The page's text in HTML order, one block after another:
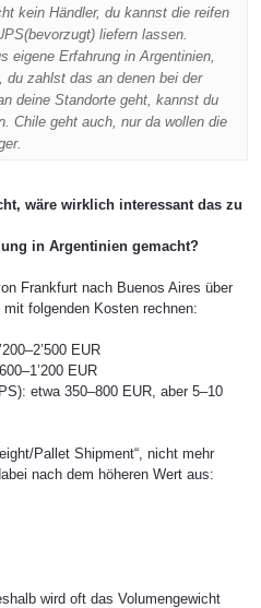
kein Händler, du kannst die reifen
liefern lassen.
eigene Erfahrung in Argentinien,
zahlst das an denen bei der
deine Standorte geht, kannst du
Chile geht auch, nur da wollen die
wäre wirklich interessant das zu
in Argentinien gemacht?
Frankfurt nach Buenos Aires über
folgenden Kosten rechnen:
EUR
EUR
etwa 350–800 EUR, aber 5–10
Pallet Shipment“, nicht mehr
nach dem höheren Wert aus:
wird oft das Volumengewicht